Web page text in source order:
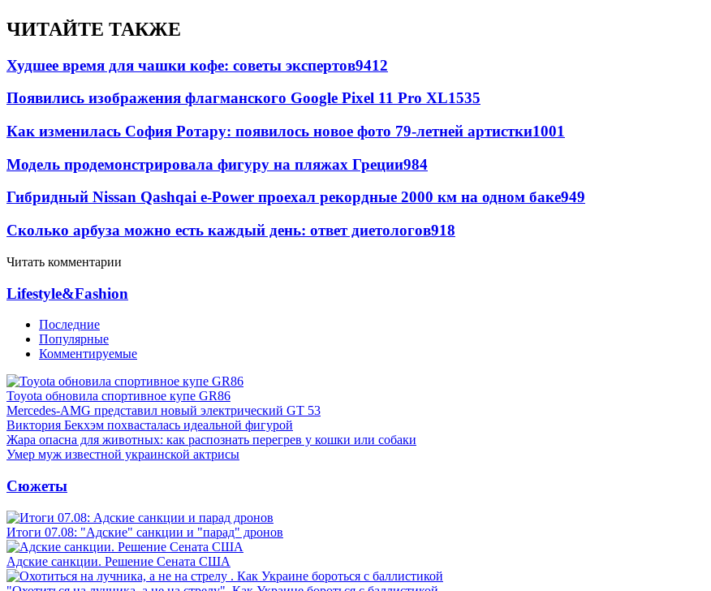
ЧИТАЙТЕ ТАКЖЕ
Худшее время для чашки кофе: советы экспертов9412
Появились изображения флагманского Google Pixel 11 Pro XL1535
Как изменилась София Ротару: появилось новое фото 79-летней артистки1001
Модель продемонстрировала фигуру на пляжах Греции984
Гибридный Nissan Qashqai e-Power проехал рекордные 2000 км на одном баке949
Сколько арбуза можно есть каждый день: ответ диетологов918
Читать комментарии
Lifestyle&Fashion
Последние
Популярные
Комментируемые
Toyota обновила спортивное купе GR86
Mercedes-AMG представил новый электрический GT 53
Виктория Бекхэм похвасталась идеальной фигурой
Жара опасна для животных: как распознать перегрев у кошки или собаки
Умер муж известной украинской актрисы
Сюжеты
Итоги 07.08: "Адские" санкции и "парад" дронов
Адские санкции. Решение Сената США